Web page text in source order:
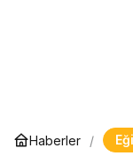
Haberler